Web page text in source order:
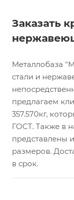
Заказать
Металлобаза
стали и
предлагаем
357.570кг,
ГОСТ. Также в
представлены
размеров.
в срок.